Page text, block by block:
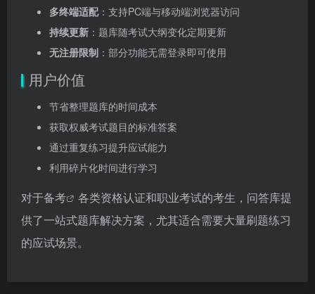
多终端适配：支持PC端与移动端浏览器访问
持续更新 ：题库随考试大纲变化定期更新
无注册限制 ：部分功能无需登录即可使用
用户价值
节省整理题库的时间成本
获取权威考试题目的标准答案
通过重复练习提升应试能力
利用碎片化时间进行学习
对于备考
各类资格认证和职业考试的考生，问答库提
供了一站式题库解决方案，尤其适合需要大量刷题练习
的应试场景。